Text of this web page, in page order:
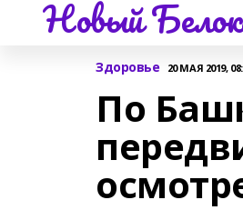
Новый
Здоровье 20 МАЯ 2019,
По